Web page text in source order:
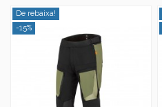
De rebaixa!
-15%